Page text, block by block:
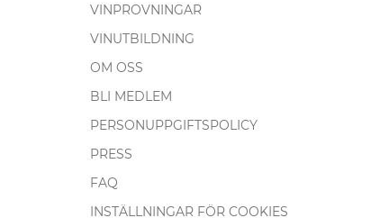
VINPROVNINGAR
VINUTBILDNING
OM OSS
BLI MEDLEM
PERSONUPPGIFTSPOLICY
PRESS
FAQ
INSTÄLLNINGAR FÖR COOKIES